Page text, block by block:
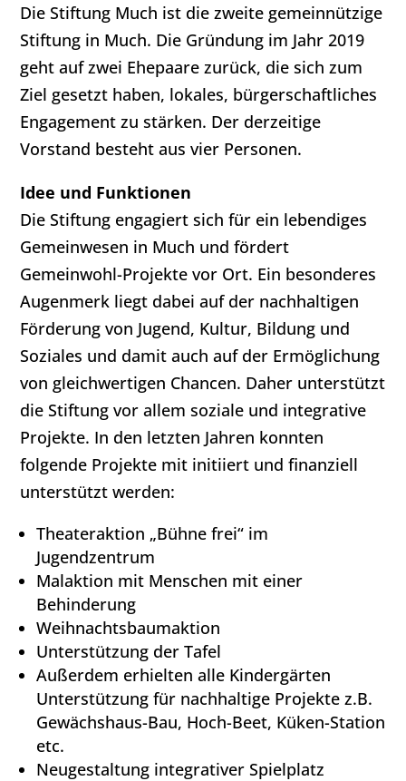
Die Stiftung Much ist die zweite gemeinnützige
Stiftung in Much. Die Gründung im Jahr 2019
geht auf zwei Ehepaare zurück, die sich zum
Ziel gesetzt haben, lokales, bürgerschaftliches
Engagement zu stärken. Der derzeitige
Vorstand besteht aus vier Personen.
Idee und Funktionen
Die Stiftung engagiert sich für ein lebendiges
Gemeinwesen in Much und fördert
Gemeinwohl-Projekte vor Ort. Ein besonderes
Augenmerk liegt dabei auf der nachhaltigen
Förderung von Jugend, Kultur, Bildung und
Soziales und damit auch auf der Ermöglichung
von gleichwertigen Chancen. Daher unterstützt
die Stiftung vor allem soziale und integrative
Projekte. In den letzten Jahren konnten
folgende Projekte mit initiiert und finanziell
unterstützt werden:
Theateraktion „Bühne frei“ im
Jugendzentrum
Malaktion mit Menschen mit einer
Behinderung
Weihnachtsbaumaktion
Unterstützung der Tafel
Außerdem erhielten alle Kindergärten
Unterstützung für nachhaltige Projekte z.B.
Gewächshaus-Bau, Hoch-Beet, Küken-Station
etc.
Neugestaltung integrativer Spielplatz